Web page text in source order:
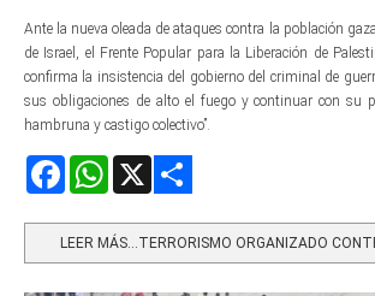
Ante la nueva oleada de ataques contra la población
de Israel, el Frente Popular para la Liberación de
confirma la insistencia del gobierno del criminal de
sus obligaciones de alto el fuego y continuar con su
hambruna y castigo colectivo”.
FacebookWhatsApp
LEER MÁS…TERRORISMO ORGANIZADO